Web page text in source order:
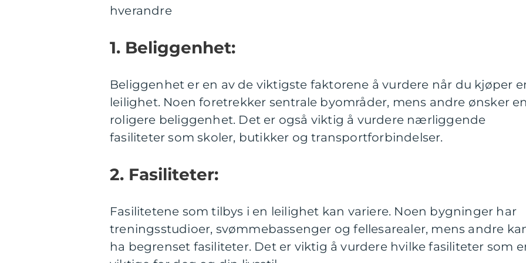
hverandre
1. Beliggenhet:
Beliggenhet er en av de viktigste faktorene å vurdere når du kjøper
leilighet. Noen foretrekker sentrale byområder, mens andre ønsker en
roligere beliggenhet. Det er også viktig å vurdere nærliggende
fasiliteter som skoler, butikker og transportforbindelser.
2. Fasiliteter:
Fasilitetene som tilbys i en leilighet kan variere. Noen bygninger har
treningsstudioer, svømmebassenger og fellesarealer, mens andre
ha begrenset fasiliteter. Det er viktig å vurdere hvilke fasiliteter som